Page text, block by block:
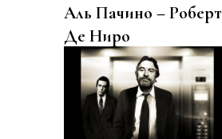
Аль Пачино – Роберт
Де Ниро